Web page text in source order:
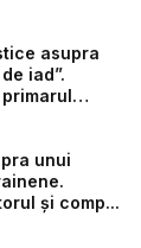
asupra
iad”.
unui
și comp...